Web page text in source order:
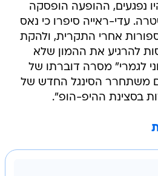
היו נפגעים, ההופעה הופסקה
עדי-ראייה סיפרו כי נאס
אחרי התקרית, ולהקת
להרגיע את ההמון שלא
לגמרי" מסרה דוברתו של
משתחרר הסינגל החדש של
בסצינת ההיפ-הופ".